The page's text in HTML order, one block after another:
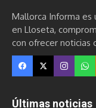
Mallorca Informa es
en Lloseta,
con ofrecer noticias
Últimas noticias